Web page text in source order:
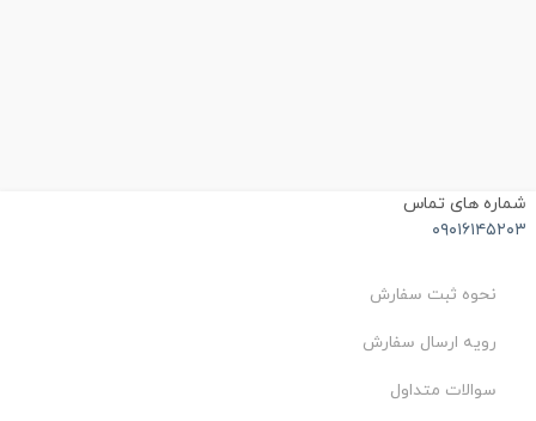
شماره های تماس
۰۹۰۱۶۱۴۵۲۰۳
نحوه ثبت سفارش
رویه ارسال سفارش
سوالات متداول